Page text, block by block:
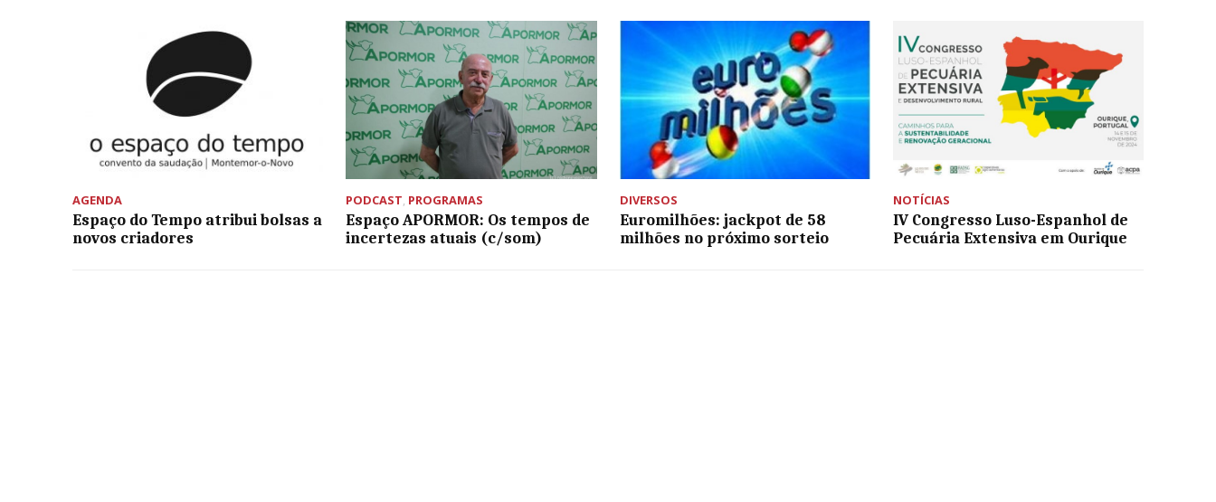
AGENDA
Espaço do Tempo atribui bolsas a
novos criadores
PODCAST, PROGRAMAS
Espaço APORMOR: Os tempos de
incertezas atuais (c/som)
DIVERSOS
Euromilhões: jackpot de 58
milhões no próximo sorteio
NOTÍCIAS
IV Congresso Luso-Espanhol de
Pecuária Extensiva em Ourique